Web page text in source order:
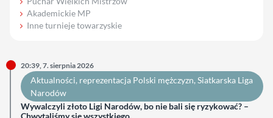
Akademickie MP
Inne turnieje towarzyskie
20:39, 7. sierpnia 2026
Aktualności, reprezentacja Polski mężczyzn, Siatkarska Liga
Narodów
Wywalczyli złoto Ligi Narodów, bo nie bali się ryzykować? –
Chwytaliśmy się wszystkiego.